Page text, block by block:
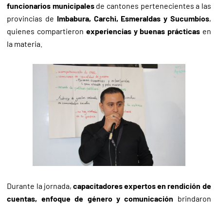
funcionarios municipalesde cantones pertenecientes a las
provincias de Imbabura, Carchi, Esmeraldas y Sucumbíos,
quienes compartieron experiencias y buenas prácticasen
la materia.
Durante la jornada, capacitadores expertos en rendición de
cuentas, enfoque de género y comunicación brindaron